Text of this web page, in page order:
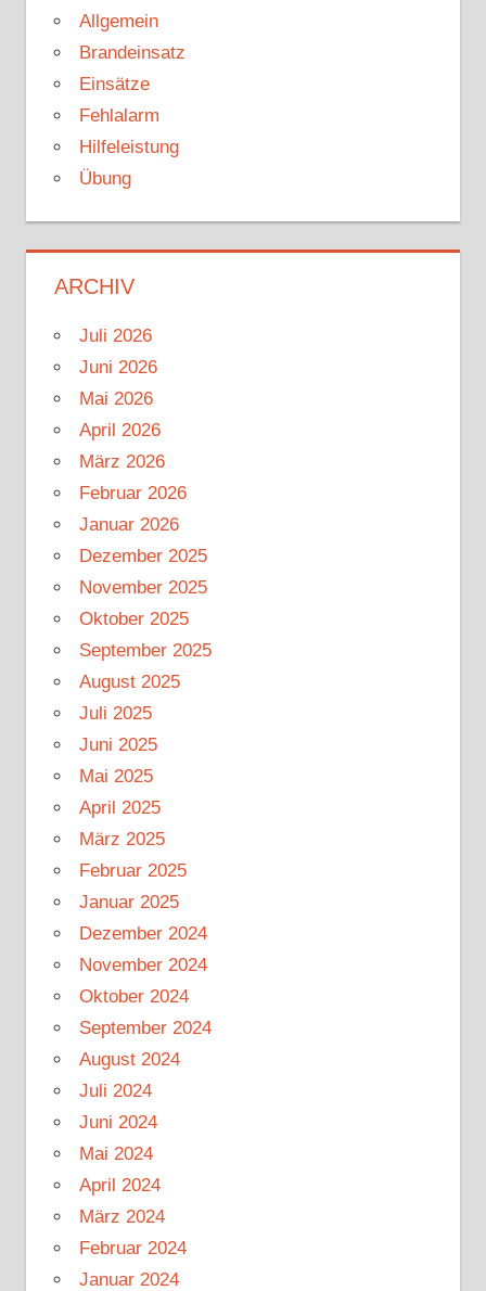
Allgemein
Brandeinsatz
Einsätze
Fehlalarm
Hilfeleistung
Übung
ARCHIV
Juli 2026
Juni 2026
Mai 2026
April 2026
März 2026
Februar 2026
Januar 2026
Dezember 2025
November 2025
Oktober 2025
September 2025
August 2025
Juli 2025
Juni 2025
Mai 2025
April 2025
März 2025
Februar 2025
Januar 2025
Dezember 2024
November 2024
Oktober 2024
September 2024
August 2024
Juli 2024
Juni 2024
Mai 2024
April 2024
März 2024
Februar 2024
Januar 2024